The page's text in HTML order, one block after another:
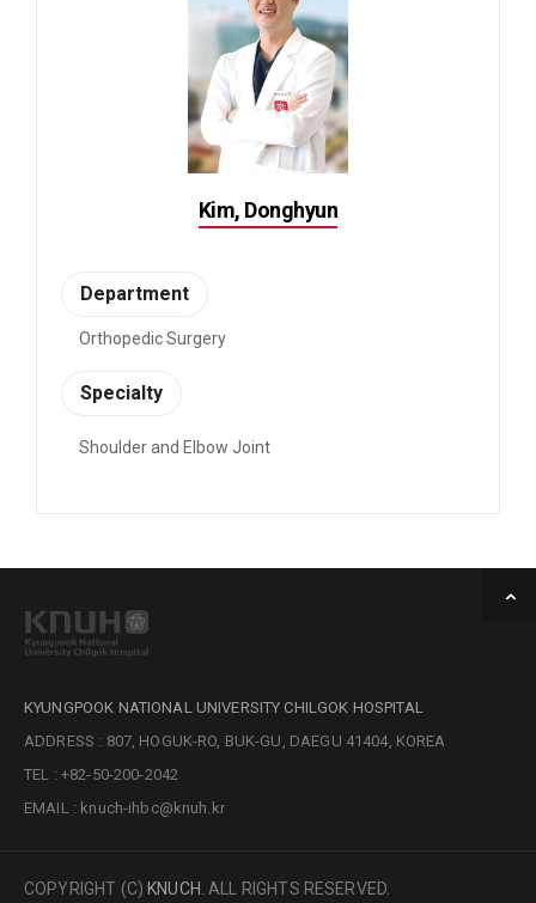
Kim, Donghyun
Department
Orthopedic Surgery
Specialty
Shoulder and Elbow Joint
KYUNGPOOK NATIONAL UNIVERSITY CHILGOK HOSPITAL
ADDRESS : 807, HOGUK-RO, BUK-GU, DAEGU 41404, KOREA
TEL : +82-50-200-2042
EMAIL : knuch-ihbc@knuh.kr
COPYRIGHT (C)KNUCH. ALL RIGHTS RESERVED.